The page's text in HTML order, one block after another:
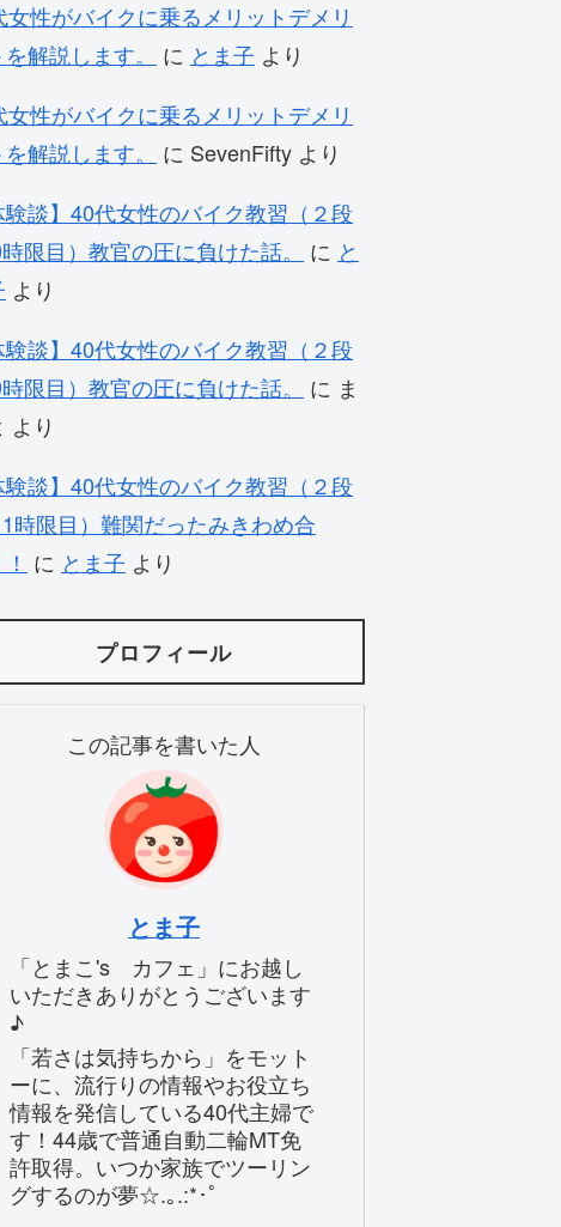
女性がバイクに乗るメリットデメリ
解説します。
に とま子 より
女性がバイクに乗るメリットデメリ
解説します。
に SevenFifty より
験談】40代女性のバイク教習（２段
限目）教官の圧に負けた話。
に と
より
験談】40代女性のバイク教習（２段
限目）教官の圧に負けた話。
に ま
より
験談】40代女性のバイク教習（２段
時限目）難関だったみきわめ合
に とま子 より
プロフィール
この記事を書いた人
とま子
「とまこ's カフェ」にお越し
いただきありがとうございます
♪
「若さは気持ちから」をモット
ーに、流行りの情報やお役立ち
情報を発信している40代主婦で
す！44歳で普通自動二輪MT免
許取得。いつか家族でツーリン
グするのが夢☆.｡.:*･ﾟ